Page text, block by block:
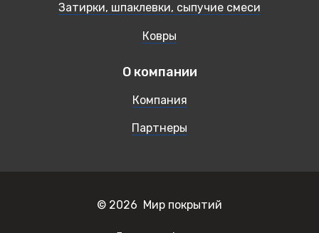
Затирки, шпаклевки, сыпучие смеси
Ковры
О компании
Компания
Партнеры
© 2026 Мир покрытий